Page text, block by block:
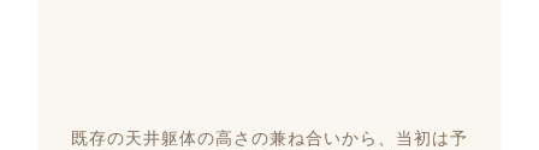
既存の天井躯体の高さの兼ね合いから、当初は予